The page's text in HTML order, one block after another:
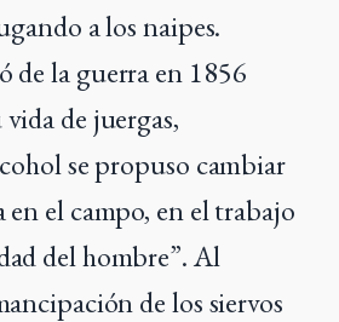
a los naipes.
de la guerra en 1856
de juergas,
se propuso cambiar
en el campo, en el trabajo
del hombre”. Al
de los siervos